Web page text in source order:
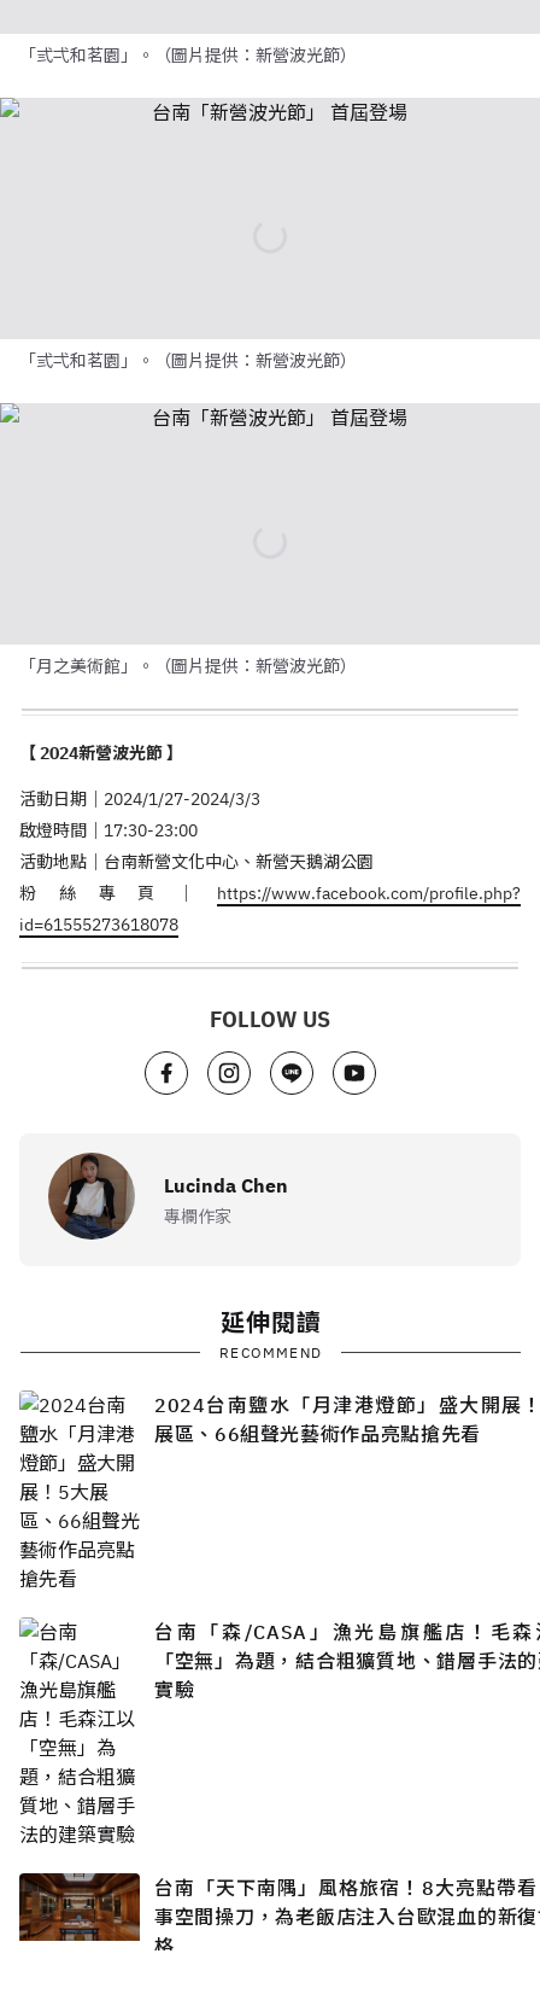
「弎弌和茗園」。（圖片提供：新營波光節）
「弎弌和茗園」。（圖片提供：新營波光節）
「月之美術館」。（圖片提供：新營波光節）
【 2024新營波光節 】
活動日期｜2024/1/27-2024/3/3
啟燈時間｜17:30-23:00
活動地點｜台南新營文化中心、新營天鵝湖公園
粉絲專頁｜ https://www.facebook.com/profile.php?
id=61555273618078
FOLLOW US
Lucinda Chen
專欄作家
延伸閱讀
RECOMMEND
2024台南鹽水「月津港燈節」盛大開展
展區、66組聲光藝術作品亮點搶先看
台南「森/CASA」漁光島旗艦店！毛森
「空無」為題，結合粗獷質地、錯層手法
實驗
台南「天下南隅」風格旅宿！8大亮點帶
事空間操刀，為老飯店注入台歐混血的新
格